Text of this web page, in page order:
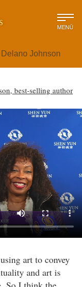
MENÜ
Delano Johnson
best-selling author
art to convey
and art is